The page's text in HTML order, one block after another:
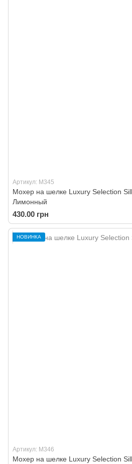
Артикул: M345
Мохер на шелке Luxury Selection
Лимонный
430.00 грн
НОВИНКА
Артикул: M346
Мохер на шелке Luxury Selection